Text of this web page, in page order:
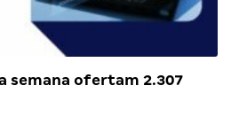
semana ofertam 2.307